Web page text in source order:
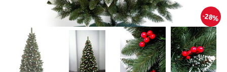
28%